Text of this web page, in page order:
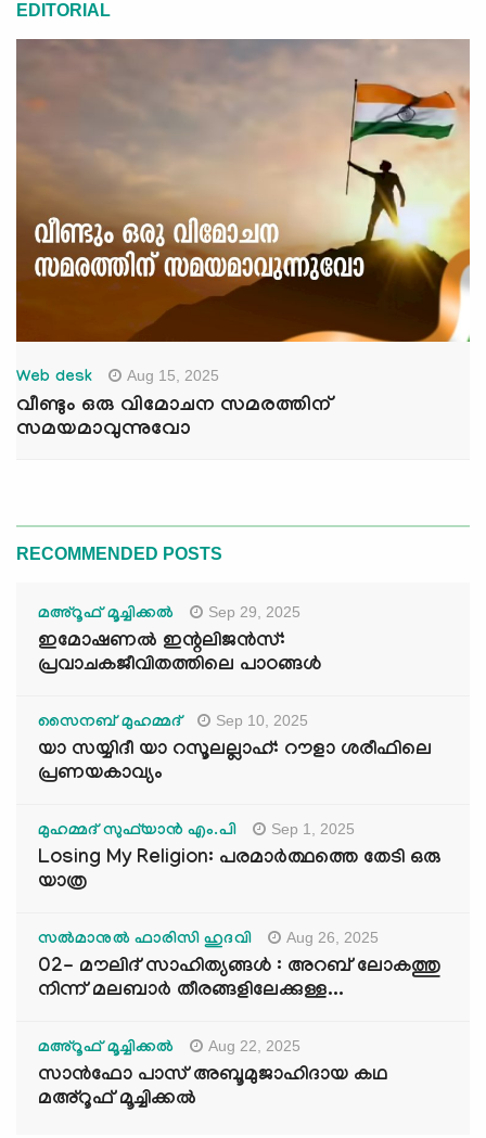
EDITORIAL
Web desk Aug 15, 2025
വീണ്ടും ഒരു വിമോചന സമരത്തിന്
സമയമാവുന്നുവോ
RECOMMENDED POSTS
മഅ്റൂഫ് മൂച്ചിക്കല്‍ Sep 29, 2025
ഇമോഷണൽ ഇന്റലിജൻസ്:
പ്രവാചകജീവിതത്തിലെ പാഠങ്ങൾ
സൈനബ് മുഹമ്മദ് Sep 10, 2025
യാ സയ്യിദീ യാ റസൂലല്ലാഹ്: റൗളാ ശരീഫിലെ
പ്രണയകാവ്യം
മുഹമ്മദ് സുഫ്‌യാൻ എം.പി Sep 1, 2025
Losing My Religion: പരമാർത്ഥത്തെ തേടി ഒരു
യാത്ര
സൽമാനുൽ ഫാരിസി ഹുദവി Aug 26, 2025
02- മൗലിദ് സാഹിത്യങ്ങൾ : അറബ് ലോകത്തു
നിന്ന് മലബാർ തീരങ്ങളിലേക്കുള്ള...
മഅ്റൂഫ് മൂച്ചിക്കല്‍ Aug 22, 2025
സാൻഫോ പാസ് അബൂമുജാഹിദായ കഥ
മഅ്റൂഫ് മൂച്ചിക്കല്‍